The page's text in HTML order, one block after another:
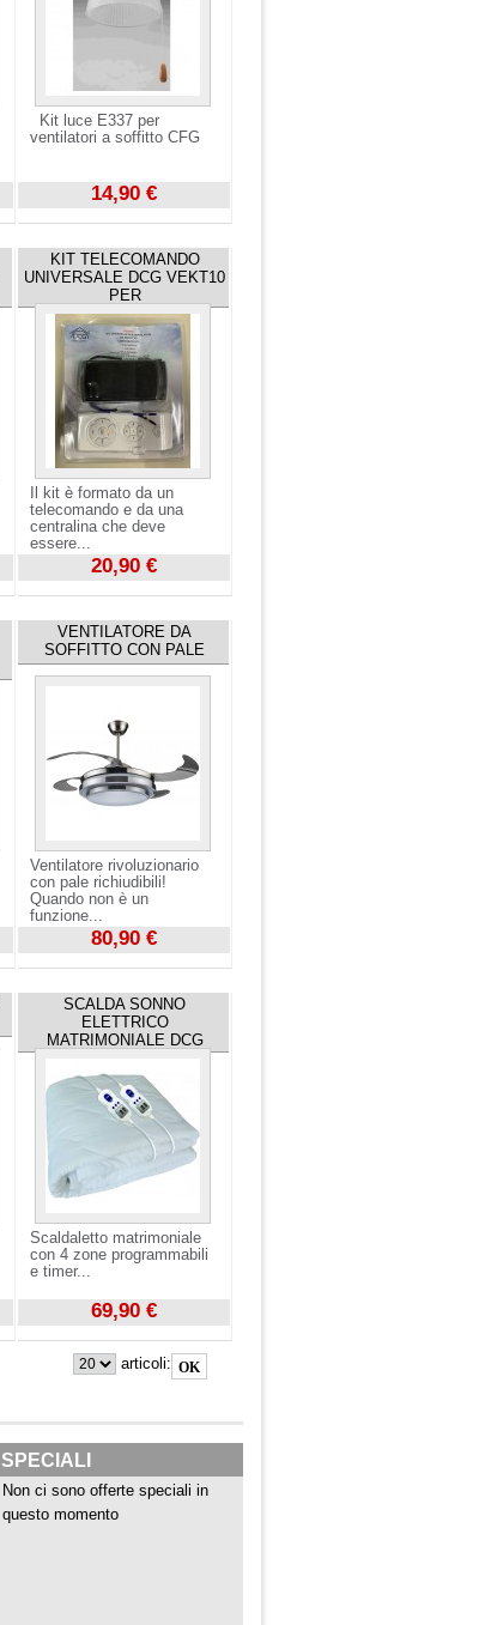
Kit luce E337 per
ventilatori a soffitto CFG
14,90 €
KIT TELECOMANDO
UNIVERSALE DCG VEKT10
PER
Il kit è formato da un
telecomando e da una
centralina che deve
essere...
20,90 €
VENTILATORE DA
SOFFITTO CON PALE
Ventilatore rivoluzionario
con pale richiudibili!
Quando non è un
funzione...
80,90 €
SCALDA SONNO
ELETTRICO
MATRIMONIALE DCG
Scaldaletto matrimoniale
con 4 zone programmabili
e timer...
69,90 €
articoli:
SPECIALI
Non ci sono offerte speciali in
questo momento